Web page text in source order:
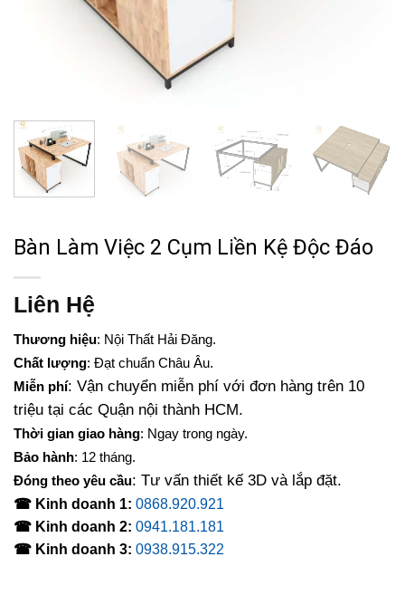
Bàn Làm Việc 2 Cụm Liền Kệ Độc Đáo
Liên Hệ
Thương hiệu: Nội Thất Hải Đăng.
Chất lượng: Đạt chuẩn Châu Âu.
Miễn phí: Vận chuyển miễn phí với đơn hàng trên 10
triệu tại các Quận nội thành HCM.
Thời gian giao hàng: Ngay trong ngày.
Bảo hành: 12 tháng.
Đóng theo yêu cầu: Tư vấn thiết kế 3D và lắp đặt.
☎ Kinh doanh 1: 0868.920.921
☎ Kinh doanh 2: 0941.181.181
☎ Kinh doanh 3: 0938.915.322